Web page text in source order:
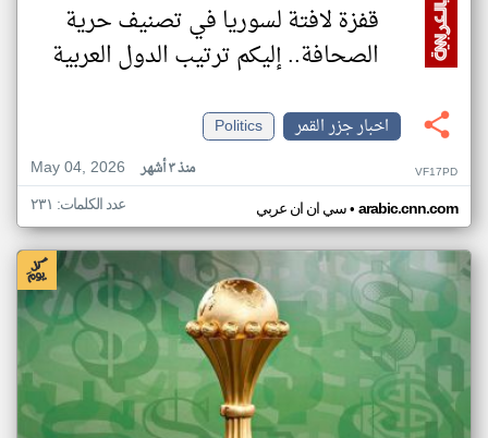
قفزة لافتة لسوريا في تصنيف حرية
الصحافة.. إليكم ترتيب الدول العربية
اخبار جزر القمر
Politics
May 04, 2026
منذ ٣ أشهر VF17PD
سي ان ان عربي• arabic.cnn.com عدد الكلمات: ٢٣١